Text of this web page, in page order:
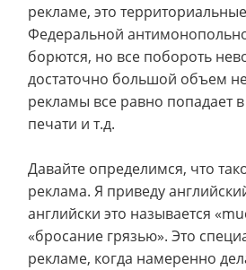
рекламе, это
Федеральной
борются, но все побороть
достаточно большой объем
рекламы все равно попадает
печати и т.д.
Давайте определимся, что
реклама. Я приведу
английски это называется
«бросание грязью». Это
рекламе, когда намеренно